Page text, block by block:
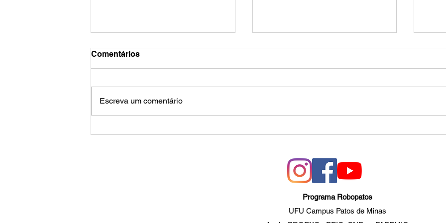
IC: Drummer Bot
Móvel
Comentários
Escreva um comentário
Programa Robopatos
UFU Campus Patos de Minas